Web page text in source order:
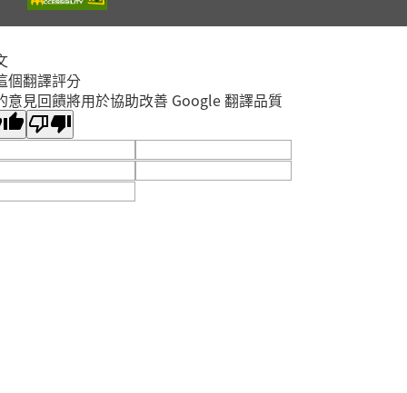
淡水竹圍分館
淡水區
閱讀主題研習班《心的
溫暖冒險--科學實驗室
裡的放電章魚》
2026年08月29日
個翻譯評分
意見回饋將用於協助改善 Google 翻譯品質